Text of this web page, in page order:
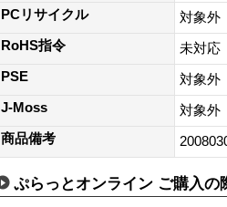
PCリサイクル
対象外
RoHS指令
未対応
PSE
対象外
J-Moss
対象外
商品備考
ぷらっとオンライン ご購入の